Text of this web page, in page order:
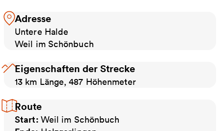
Adresse
Untere Halde
Weil im Schönbuch
Eigenschaften der Strecke
13 km Länge, 487 Höhenmeter
Route
Start: Weil im Schönbuch